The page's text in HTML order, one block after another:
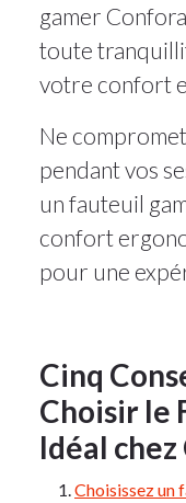
gamer
toute
votre confort
Ne
pendant vos
un fauteuil
confort
pour une
Cinq
Choisir le
Idéal
Choisissez un